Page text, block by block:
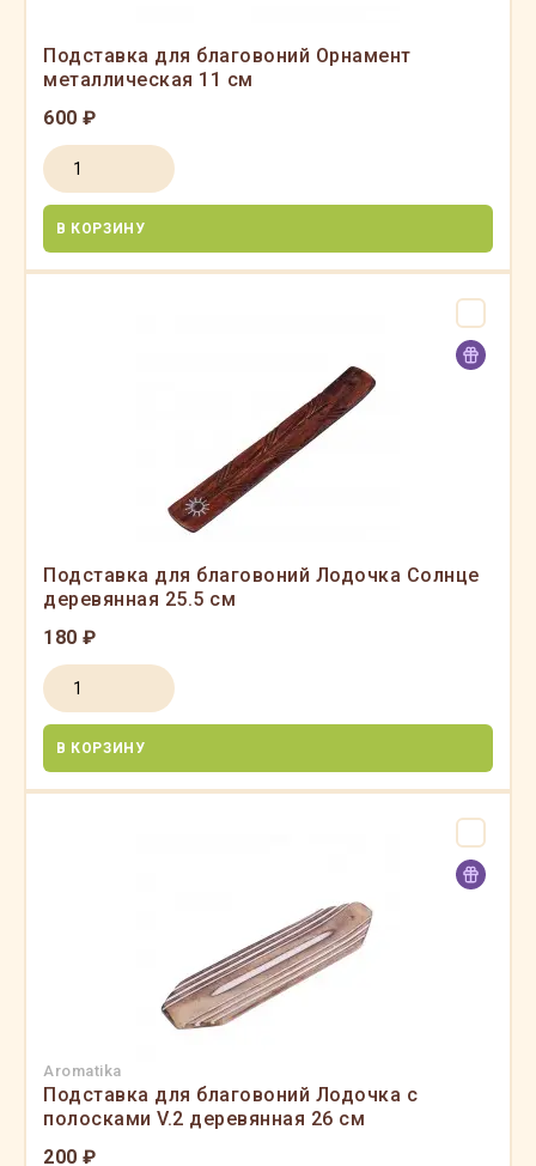
Подставка для благовоний Орнамент
металлическая 11 см
600 ₽
В КОРЗИНУ
Подставка для благовоний Лодочка Солнце
деревянная 25.5 см
180 ₽
В КОРЗИНУ
Aromatika
Подставка для благовоний Лодочка с
полосками V.2 деревянная 26 см
200 ₽